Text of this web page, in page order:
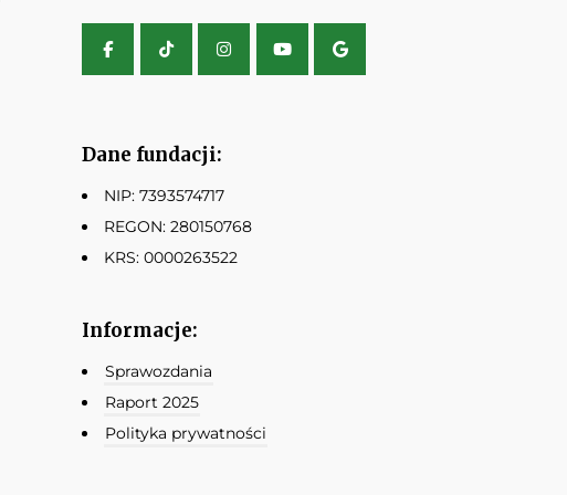
Dane fundacji:
NIP: 7393574717
REGON: 280150768
KRS: 0000263522
Informacje:
Sprawozdania
Raport 2025
Polityka prywatności